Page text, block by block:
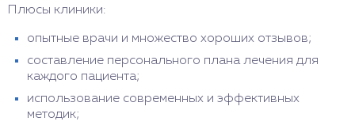
Плюсы клиники:
опытные врачи и множество хороших отзывов;
составление персонального плана лечения для
каждого пациента;
использование современных и эффективных
методик;